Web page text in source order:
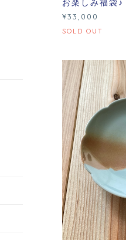
お楽しみ福袋♪
¥33,000
SOLD OUT